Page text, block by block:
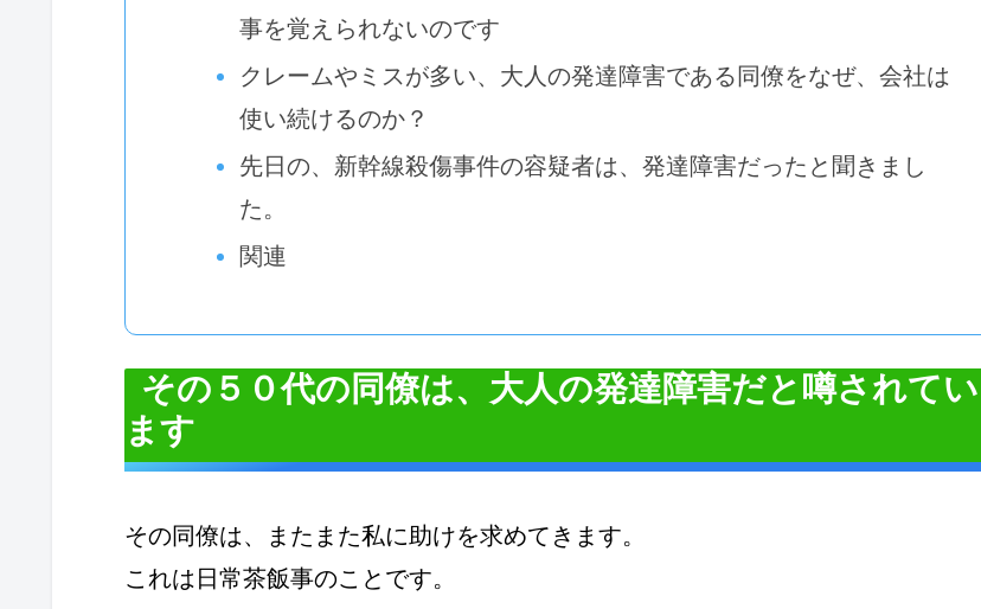
事を覚えられないのです
クレームやミスが多い、大人の発達障害である同僚をなぜ、会社は
使い続けるのか？
先日の、新幹線殺傷事件の容疑者は、発達障害だったと聞きまし
た。
関連
その５０代の同僚は、大人の発達障害だと噂されてい
ます
その同僚は、またまた私に助けを求めてきます。
これは日常茶飯事のことです。